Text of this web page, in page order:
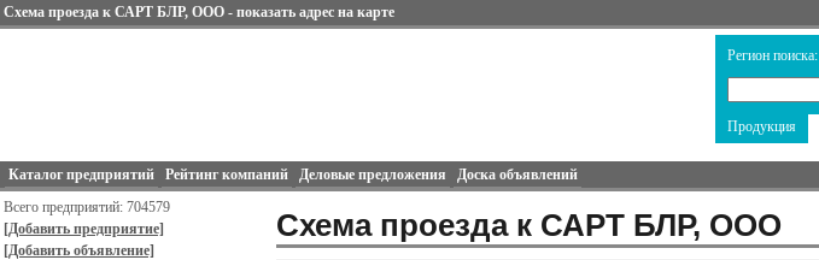
Схема проезда к САРТ БЛР, ООО - показать адрес на карте
Регион поиска:
Продукция
Каталог предприятий Рейтинг компаний Деловые предложения
Доска объявлений
Всего предприятий: 704579
[Добавить предприятие]
[Добавить объявление]
Схема проезда к САРТ БЛР, ООО